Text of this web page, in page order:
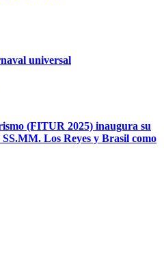
universal
(FITUR 2025) inaugura su
Los Reyes y Brasil como